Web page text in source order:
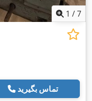
1 /7
تماس بگیرید